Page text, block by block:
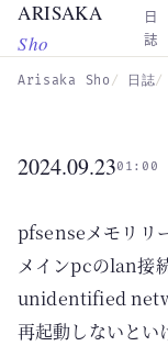
Skip to main content
ARISAKA
Sho
日
誌
Arisaka Sho 日誌
2024.09.2301:00
pfsenseメモリリ
メインpcのlan接
unidentified
再起動しないとい